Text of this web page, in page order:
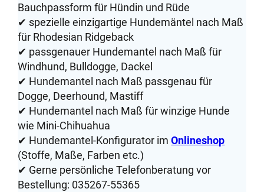
Bauchpassform für Hündin und Rüde
✔ spezielle einzigartige Hundemäntel nach Maß
für Rhodesian Ridgeback
✔ passgenauer Hundemantel nach Maß für
Windhund, Bulldogge, Dackel
✔ Hundemantel nach Maß passgenau für
Dogge, Deerhound, Mastiff
✔ Hundemantel nach Maß für winzige Hunde
wie Mini-Chihuahua
✔ Hundemantel-Konfigurator imOnlineshop
(Stoffe, Maße, Farben etc.)
✔ Gerne persönliche Telefonberatung vor
Bestellung: 035267-55365